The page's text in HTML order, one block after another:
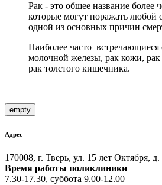
Рак - это общее название более
которые могут поражать любой
одной из основных причин
Наиболее часто
молочной железы, рак кожи, рак
рак толстого кишечника.
empty
Адрес
170008, г. Тверь, ул. 15 лет Октября,
Время работы поликлиники
7.30-17.30, суббота 9.00-12.00